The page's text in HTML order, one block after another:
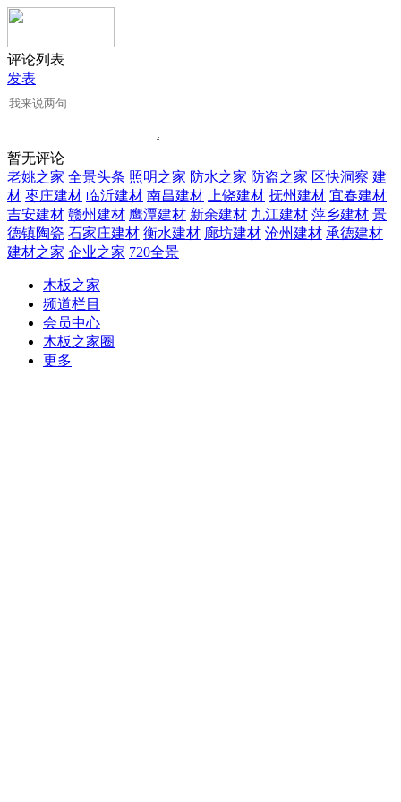
评论列表
发表
暂无评论
老姚之家 全景头条 照明之家 防水之家 防盗之家 区快洞察 建
材 枣庄建材 临沂建材 南昌建材 上饶建材 抚州建材 宜春建材
吉安建材 赣州建材 鹰潭建材 新余建材 九江建材 萍乡建材 景
德镇陶瓷 石家庄建材 衡水建材 廊坊建材 沧州建材 承德建材
建材之家 企业之家 720全景
木板之家
频道栏目
会员中心
木板之家圈
更多